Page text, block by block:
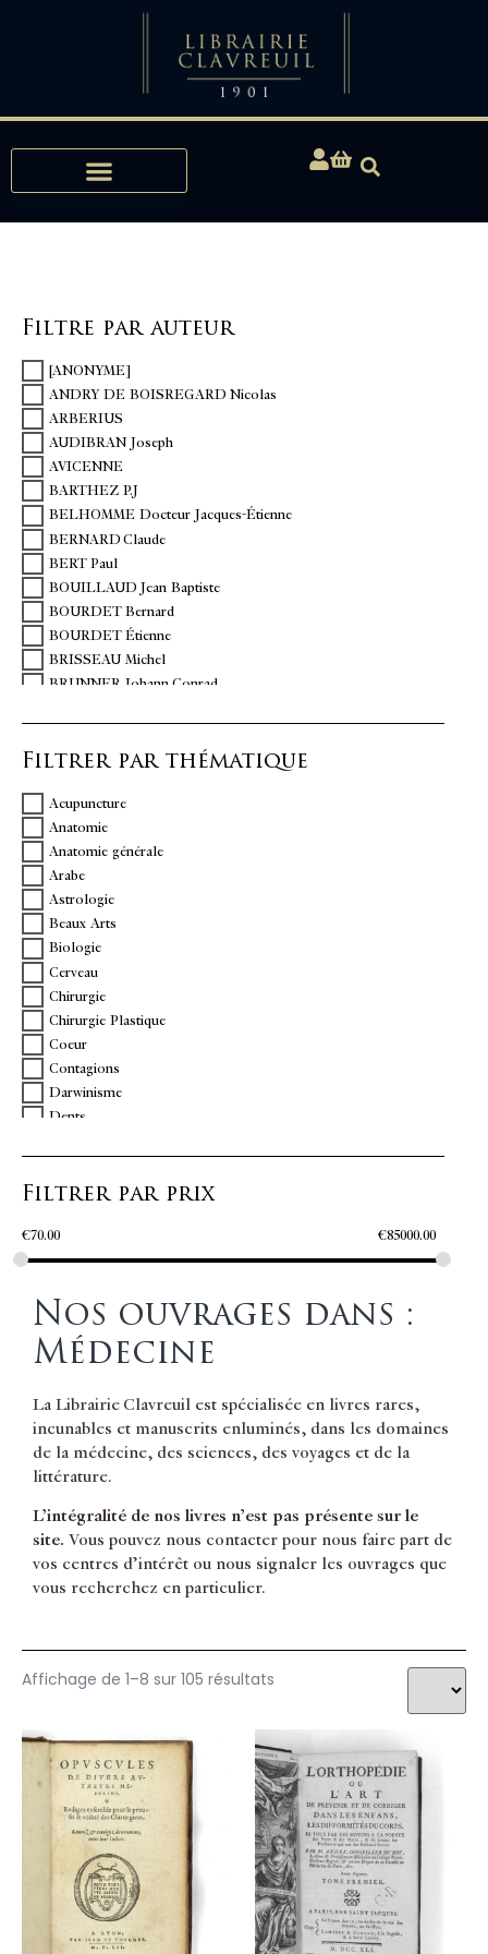
Filtre par auteur
[ANONYME]
ANDRY DE BOISREGARD Nicolas
ARBERIUS
AUDIBRAN Joseph
AVICENNE
BARTHEZ P.J
BELHOMME Docteur Jacques-Étienne
BERNARD Claude
BERT Paul
BOUILLAUD Jean Baptiste
BOURDET Bernard
BOURDET Étienne
BRISSEAU Michel
BRUNNER Johann Conrad
CHARCOT Jean-Martin
DESAULT Pierre Joseph
DESCARTES René
DESHAIS-GENDRON Louis Florent
DIGBY Sir Kenelme
DIONIS Pierre
DOPPET
DU VERNEY Guichard Joseph
DUCHENNE DE BOULOGNE Guillaume-Benjamin
DUTERTRE P
DUVERNEY Joseph Guichard
ESQUIROL Jean Étienne Dominique
FALRET Jean-Pierre
FAUCHARD Pierre
FREUD Sigmund
GUILLEMEAU Jacques
HEBERT Jean
HEISTER Laurent
HUNTER John
ITARD Jean Marie Gaspard
JACQUEMIER Jean-Marie
JOURDAIN Anselme-Louis
LA COURVÉE Jean-Claude de
LA TOURETTE Gilles de
LACAN Jacques
LAFORGUE Louis
LAVAUS G
MAREY Etienne-Jules
MARTIN Bernardin
MESMER Franz Anton
MESMERISME
MESUE Abu Zacharia Yuhanna ibn Masawayh
MEXIA Pedro
MORAND Sauveur
MOREL Bénédicte Auguste
MORGAGNI Giovani Battista
MOUTON Claude
NEANDER Michael
Filtrer par thématique
Acupuncture
Anatomie
Anatomie générale
Arabe
Astrologie
Beaux Arts
Biologie
Cerveau
Chirurgie
Chirurgie Plastique
Coeur
Contagions
Darwinisme
Dents
Envoi
Esotérisme Sorcellerie
Femmes
Histoire Médicale
Homéopathie
Instruments
Magnétisme
Manuscrits Médicaux
Médecine
Médecine Généralités
Moyen Orient
Neurologie
Optique
Oreille
Orthopédie
Pédiatrie
Photographie
Physiologie
Poumons
Psychanalyse
Psychiatrie
Psychiatrie générale
Reins
Tératologie
Filtrer par prix
€70.00 €85000.00
Nos ouvrages dans :
Médecine
La Librairie Clavreuil est spécialisée en livres rares,
incunables et manuscrits enluminés, dans les domaines
de la médecine, des sciences, des voyages et de la
littérature.
L’intégralité de nos livres n’est pas présente sur le
site. Vous pouvez nous contacter pour nous faire part de
vos centres d’intérêt ou nous signaler les ouvrages que
vous recherchez en particulier.
Affichage de 1–8 sur 105 résultats